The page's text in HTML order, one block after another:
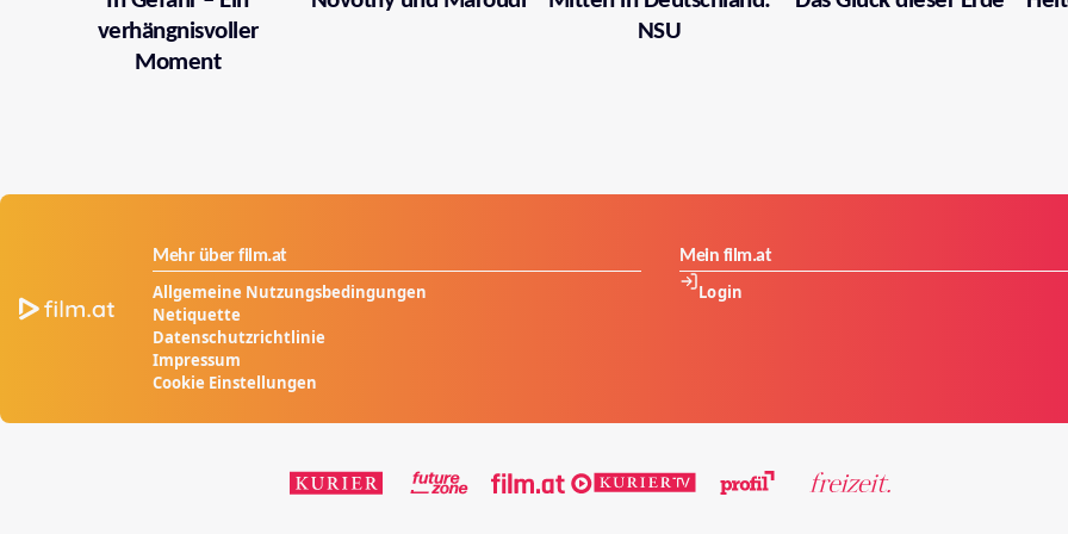
verhängnisvoller
Moment
NSU
Mehr über film.at
Allgemeine Nutzungsbedingungen
Netiquette
Datenschutzrichtlinie
Impressum
Cookie Einstellungen
Mein film.at
Login